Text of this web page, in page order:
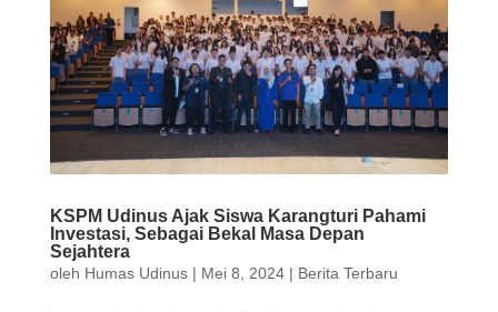
KSPM Udinus Ajak Siswa Karangturi Pahami
Investasi, Sebagai Bekal Masa Depan
Sejahtera
oleh Humas Udinus| Mei 8, 2024| Berita Terbaru